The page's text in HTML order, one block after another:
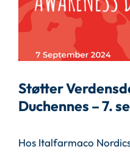
Støtter
Duchennes – 7.
Hos Italfarmaco